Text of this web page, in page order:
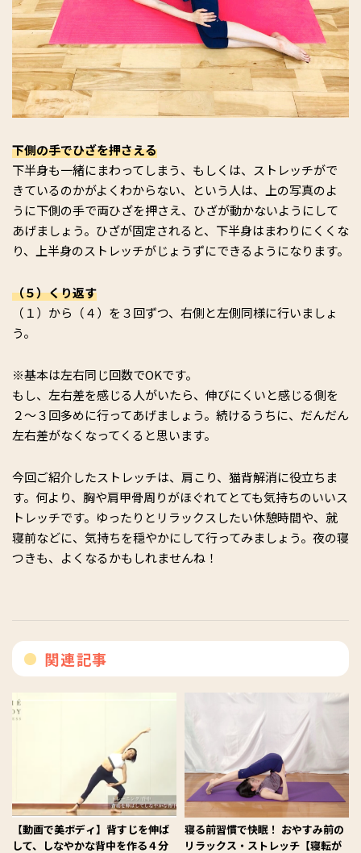
下側の手でひざを押さえる
下半身も一緒にまわってしまう、もしくは、ストレッチがで
きているのかがよくわからない、という人は、上の写真のよ
うに下側の手で両ひざを押さえ、ひざが動かないようにして
あげましょう。ひざが固定されると、下半身はまわりにくくな
り、上半身のストレッチがじょうずにできるようになります。
（５）くり返す
（１）から（４）を３回ずつ、右側と左側同様に行いましょ
う。
※基本は左右同じ回数でOKです。
もし、左右差を感じる人がいたら、伸びにくいと感じる側を
２〜３回多めに行ってあげましょう。続けるうちに、だんだん
左右差がなくなってくると思います。
今回ご紹介したストレッチは、肩こり、猫背解消に役立ちま
す。何より、胸や肩甲骨周りがほぐれてとても気持ちのいいス
トレッチです。ゆったりとリラックスしたい休憩時間や、就
寝前などに、気持ちを穏やかにして行ってみましょう。夜の寝
つきも、よくなるかもしれませんね！
関連記事
【動画で美ボディ】背すじを伸ば
して、しなやかな背中を作る４分
寝る前習慣で快眠！ おやすみ前の
リラックス・ストレッチ【寝転が